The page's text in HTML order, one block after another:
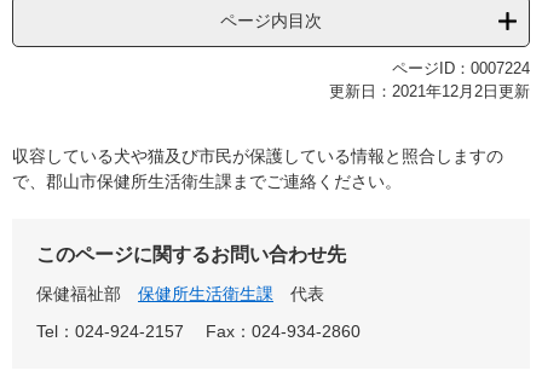
ページ内目次
ページID：0007224
更新日：2021年12月2日更新
収容している犬や猫及び市民が保護している情報と照合しますの
で、郡山市保健所生活衛生課までご連絡ください。
このページに関するお問い合わせ先
保健福祉部 保健所生活衛生課
代表
Tel：024-924-2157
Fax：024-934-2860